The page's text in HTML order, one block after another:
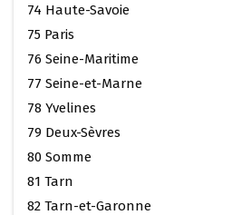
74 Haute-Savoie
75 Paris
76 Seine-Maritime
77 Seine-et-Marne
78 Yvelines
79 Deux-Sèvres
80 Somme
81 Tarn
82 Tarn-et-Garonne